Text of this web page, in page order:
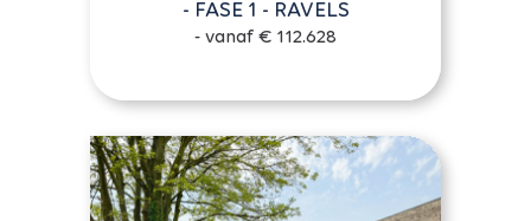
- FASE 1 - RAVELS
- vanaf € 112.628